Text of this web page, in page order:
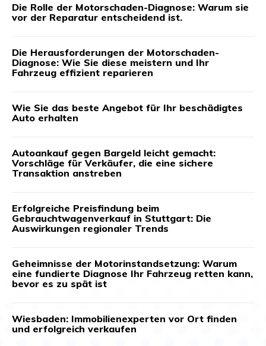
Die Rolle der Motorschaden-Diagnose: Warum sie
vor der Reparatur entscheidend ist.
Die Herausforderungen der Motorschaden-
Diagnose: Wie Sie diese meistern und Ihr
Fahrzeug effizient reparieren
Wie Sie das beste Angebot für Ihr beschädigtes
Auto erhalten
Autoankauf gegen Bargeld leicht gemacht:
Vorschläge für Verkäufer, die eine sichere
Transaktion anstreben
Erfolgreiche Preisfindung beim
Gebrauchtwagenverkauf in Stuttgart: Die
Auswirkungen regionaler Trends
Geheimnisse der Motorinstandsetzung: Warum
eine fundierte Diagnose Ihr Fahrzeug retten kann,
bevor es zu spät ist
Wiesbaden: Immobilienexperten vor Ort finden
und erfolgreich verkaufen